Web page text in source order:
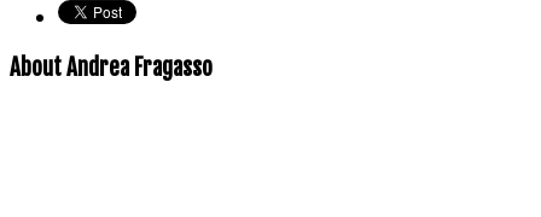
About Andrea Fragasso